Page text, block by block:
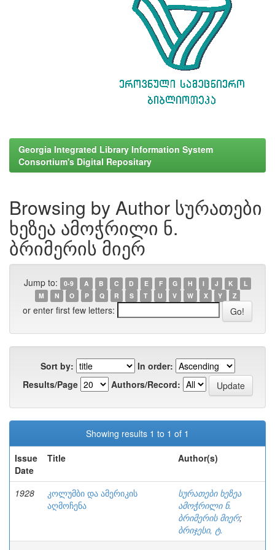
Georgia Integrated Library Information System
Consortium's Digital Repositary
Browsing by Author სურათები
ხეზეა ამოჭრილი ნ.
ბრიმერის მიერ
Jump to: 0-9 A B C D E F G H I J K
L
M
N O P Q R S T U V W X Y Z
or enter first few letters:
Sort by:
In order:
Results/Page
Authors/Record:
Showing results 1 to 1 of 1
Issue
Date
Title Author(s)
1928
კოლუმბი და ამერიკის
აღმოჩენა
სურათები ხეზეა
ამოჭრილი ნ.
ბრიმერის მიერ;
ბრიჯესი, ტ.